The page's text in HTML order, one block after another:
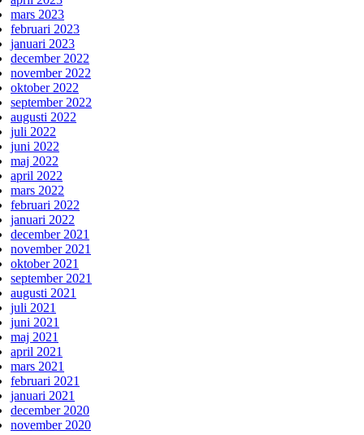
mars 2023
februari 2023
januari 2023
december 2022
november 2022
oktober 2022
september 2022
augusti 2022
juli 2022
juni 2022
maj 2022
april 2022
mars 2022
februari 2022
januari 2022
december 2021
november 2021
oktober 2021
september 2021
augusti 2021
juli 2021
juni 2021
maj 2021
april 2021
mars 2021
februari 2021
januari 2021
december 2020
november 2020